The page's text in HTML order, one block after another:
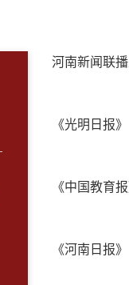
河南新闻联
《光明日报
《中国教育
《河南日报